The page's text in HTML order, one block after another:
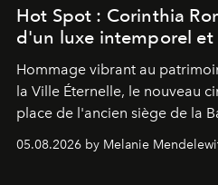
Hot Spot : Corinthia
d'un luxe intemporel et
Hommage vibrant au
la Ville Éternelle, le nouveau
place de l'ancien siège de la
de vivre Romain dans toute
05.08.2026 by Melanie